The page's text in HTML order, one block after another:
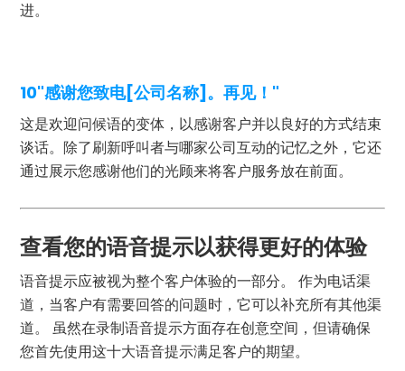
进。
10"感谢您致电[公司名称]。再见！"
这是欢迎问候语的变体，以感谢客户并以良好的方式结束
谈话。除了刷新呼叫者与哪家公司互动的记忆之外，它还
通过展示您感谢他们的光顾来将客户服务放在前面。
查看您的语音提示以获得更好的体验
语音提示应被视为整个客户体验的一部分。 作为电话渠
道，当客户有需要回答的问题时，它可以补充所有其他渠
道。 虽然在录制语音提示方面存在创意空间，但请确保
您首先使用这十大语音提示满足客户的期望。